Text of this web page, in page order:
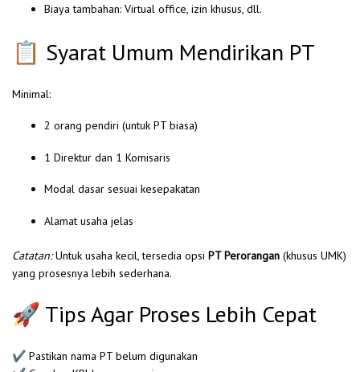
Biaya tambahan: Virtual office, izin khusus, dll.
📋 Syarat Umum Mendirikan PT
Minimal:
2 orang pendiri (untuk PT biasa)
1 Direktur dan 1 Komisaris
Modal dasar sesuai kesepakatan
Alamat usaha jelas
Catatan:Untuk usaha kecil, tersedia opsi PT Perorangan (khusus UMK)
yang prosesnya lebih sederhana.
🚀 Tips Agar Proses Lebih Cepat
✔ Pastikan nama PT belum digunakan